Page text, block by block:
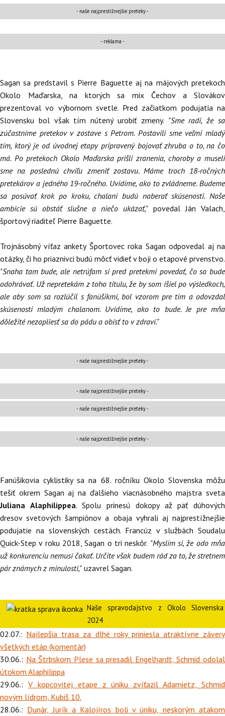
- naše najprestížnejšie preteky -
- reklama -
Sagan sa predstavil s Pierre Baguette aj na májových pretekoch
Okolo Maďarska, na ktorých sa mix Čechov a Slovákov
prezentoval vo výbornom svetle. Pred začiatkom podujatia na
Slovensku bol však tím nútený urobiť zmeny. "Sme radi, že sa
zúčastníme pretekov v zostave s Petrom. Postavili sme veľmi mladý
tím, ktorý je od úvodnej etapy pripravený bojovať zhruba o to, na čo
má. Po pretekoch Okolo Maďarska prišli zranenia, choroby a museli
sme na poslednú chvíľu zmeniť zostavu. Máme troch 18-ročných
pretekárov a jedného 19-ročného. Uvidíme, ako to zvládneme. Budeme
sa posúvať krok po kroku, chalani budú naberať skúsenosti. Naše
ambície sú obstáť slušne a niečo ukázať," povedal Ján Valach,
športový riaditeľ Pierre Baguette.
Trojnásobný víťaz ankety Športovec roka Sagan odpovedal aj na
otázky, či ho priaznivci budú môcť vidieť v boji o etapové prvenstvo.
"Snaha tam bude, ale netrúfam si pred pretekmi povedať, čo sa bude
odohrávať. Už nepretekám z toho titulu, že by som išiel po výsledkoch,
ale aby som sa rozlúčil s fanúšikmi, bol vzorom pre tím a odovzdal
skúsenosti mladým chalanom. Uvidíme, ako to bude. Je pre mňa
dôležité nezapliesť sa do pádu a obísť to v zdraví."
- naše najprestížnejšie preteky -
- naše najprestížnejšie preteky -
- naše najprestížnejšie preteky -
- naše najprestížnejšie preteky -
Fanúšikovia cyklistiky sa na 68. ročníku Okolo Slovenska môžu
tešiť okrem Sagan aj na ďalšieho viacnásobného majstra sveta
Juliana Alaphilippea. Spolu prinesú dokopy až päť dúhových
dresov svetových šampiónov a obaja vyhrali aj najprestížnejšie
podujatie na slovenských cestách. Francúz v službách Soudalu
Quick-Step v roku 2018, Sagan o tri neskôr. "Myslím si, že odo mňa
už konkurenciu nemusí čakať. Určite však budem rád za to, že stretnem
pár známych z minulosti," uzavrel Sagan.
Naše spravodajstvo z Okolo Slovenska
2024
02.07.: Najlepšia trasa za dlhé roky priniesla atraktívne závery
všetkých etáp (komentár)
30.06.: Na Štrbskom Plese sa presadil Engelhardt, Schmid odolal
útokom Alaphilippa
29.06.: V kopcovitej etape z úniku zvíťazil Adamietz, Schmid
novým lídrom, Kubiš 10.
28.06.: Dunár, Jurík a Kalojíros boli v úniku, neskorým atakom